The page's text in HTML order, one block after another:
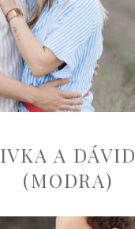
IVKA A DÁVID
(MODRA)